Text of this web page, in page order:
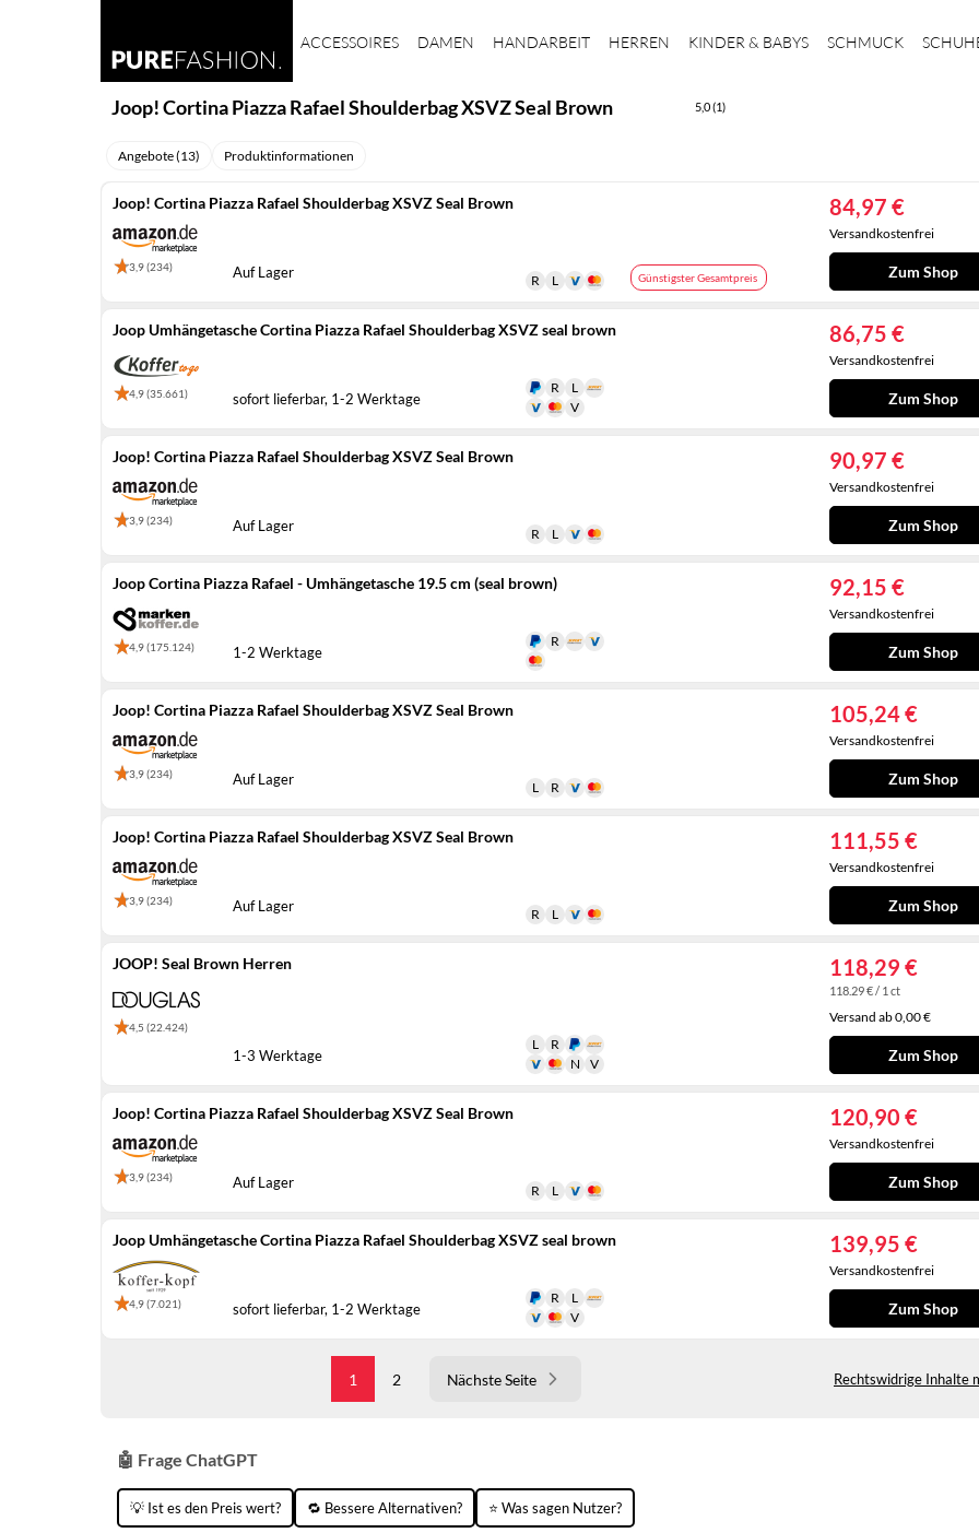
ACCESSOIRES DAMEN HANDARBEIT HERREN KINDER & BABYS SCHMUCK
Joop! Cortina Piazza Rafael Shoulderbag XSVZ Seal Brown 5,0 (1)
Angebote (13) Produktinformationen
Joop! Cortina Piazza Rafael Shoulderbag XSVZ Seal Brown
3,9 (234)
Günstigster Gesamtpreis
Auf Lager
84,97 €
Versandkostenfrei
Zum Shop
Joop Umhängetasche Cortina Piazza Rafael Shoulderbag XSVZ seal brown
4,9 (35.661) sofort lieferbar, 1-2 Werktage
86,75 €
Versandkostenfrei
Zum Shop
Joop! Cortina Piazza Rafael Shoulderbag XSVZ Seal Brown
3,9 (234) Auf Lager
90,97 €
Versandkostenfrei
Zum Shop
Joop Cortina Piazza Rafael - Umhängetasche 19.5 cm (seal brown)
4,9 (175.124) 1-2 Werktage
92,15 €
Versandkostenfrei
Zum Shop
Joop! Cortina Piazza Rafael Shoulderbag XSVZ Seal Brown
3,9 (234) Auf Lager
105,24 €
Versandkostenfrei
Zum Shop
Joop! Cortina Piazza Rafael Shoulderbag XSVZ Seal Brown
3,9 (234) Auf Lager
111,55 €
Versandkostenfrei
Zum Shop
JOOP! Seal Brown Herren
4,5 (22.424)
1-3 Werktage
118,29 €
118.29 € / 1 ct
Versand ab 0,00 €
Zum Shop
Joop! Cortina Piazza Rafael Shoulderbag XSVZ Seal Brown
3,9 (234) Auf Lager
120,90 €
Versandkostenfrei
Zum Shop
Joop Umhängetasche Cortina Piazza Rafael Shoulderbag XSVZ seal brown
4,9 (7.021) sofort lieferbar, 1-2 Werktage
139,95 €
Versandkostenfrei
Zum Shop
1 2 Nächste Seite Rechtswidrige Inhalte
🤖 Frage ChatGPT
💡 Ist es den Preis wert? 🔁 Bessere Alternativen? ⭐ Was sagen Nutzer?